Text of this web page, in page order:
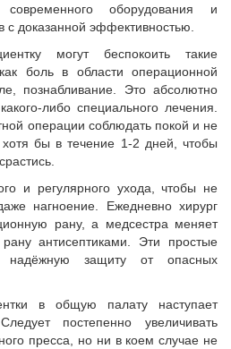
современного оборудования и
с доказанной эффективностью.
могут беспокоить такие
боль в области операционной
познабливание. Это абсолютно
либо специального лечения.
операции соблюдать покой и не
бы в течение 1-2 дней, чтобы
и регулярного ухода, чтобы не
нагноение. Ежедневно хирург
рану, а медсестра меняет
антисептиками. Эти простые
надёжную защиту от опасных
в общую палату наступает
постепенно увеличивать
пресса, но ни в коем случае не